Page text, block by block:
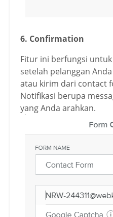
6. Confirmation
Fitur ini berfungsi
setelah pelanggan
atau kirim dari contact
Notifikasi berupa
yang Anda arahkan.